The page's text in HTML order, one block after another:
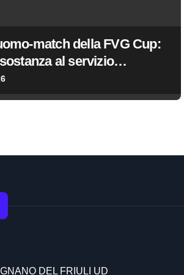
della FVG Cup:
al servizio
DEL FRIULI UD